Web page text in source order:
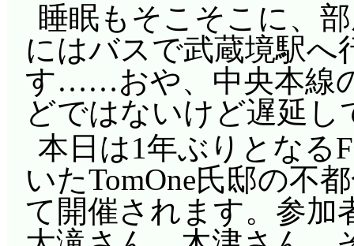
睡眠もそこそこに、
にはバスで武蔵境駅へ
す……おや、中央本線
どではないけど遅延し
本日は1年ぶりとなる
いたTomOne氏邸の不
て開催されます。参加